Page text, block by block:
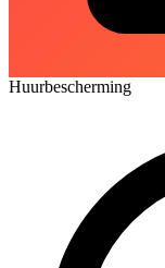
Huurbescherming